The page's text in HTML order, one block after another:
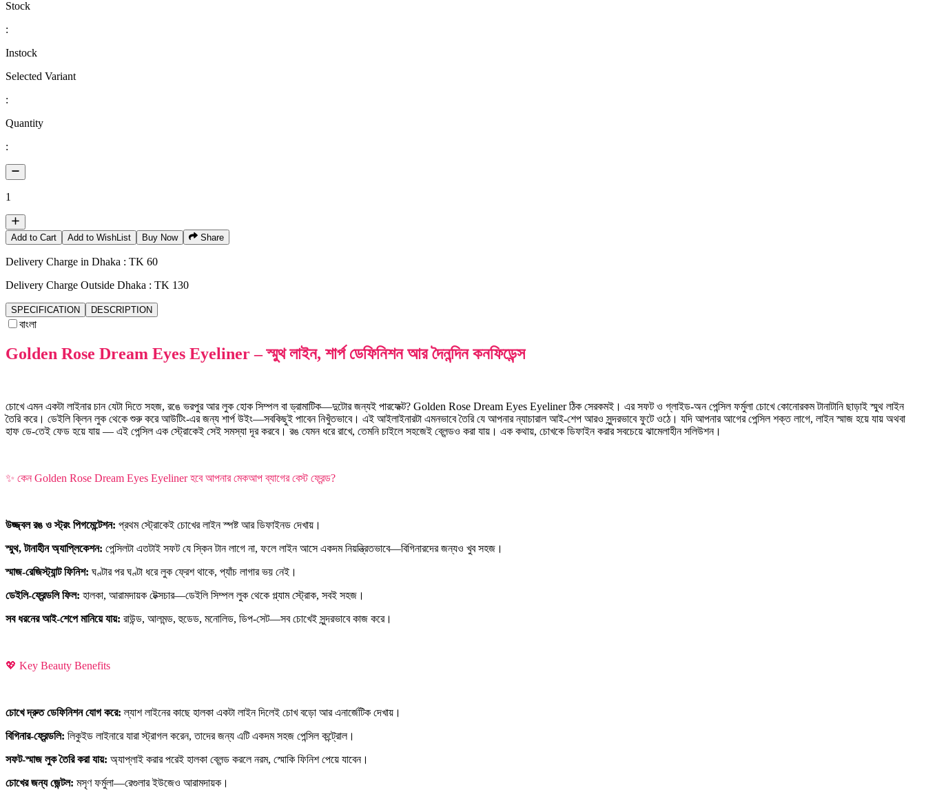
Stock
:
Instock
Selected Variant
:
Quantity
:
1
Add to Cart Add to WishList Buy Now Share
Delivery Charge in Dhaka : TK 60
Delivery Charge Outside Dhaka : TK 130
SPECIFICATION DESCRIPTION
বাংলা
Golden Rose Dream Eyes Eyeliner – স্মুথ লাইন, শার্প ডেফিনিশন আর দৈনন্দিন কনফিডেন্স
চোখে এমন একটা লাইনার চান যেটা দিতে সহজ, রঙে ভরপুর আর লুক হোক সিম্পল বা ড্রামাটিক—দুটোর জন্যই পারফেক্ট? Golden Rose Dream Eyes Eyeliner ঠিক সেরকমই। এর সফট ও গ্লাইড-অন পেন্সিল ফর্মুলা চোখে কোনোরকম টানাটানি ছাড়াই স্মুথ লাইন
তৈরি করে। ডেইলি ক্লিন লুক থেকে শুরু করে আউটিং-এর জন্য শার্প উইং—সবকিছুই পাবেন নিখুঁতভাবে। এই আইলাইনারটা এমনভাবে তৈরি যে আপনার ন্যাচারাল আই-শেপ আরও সুন্দরভাবে ফুটে ওঠে। যদি আপনার আগের পেন্সিল শক্ত লাগে, লাইন স্মাজ হয়ে যায় অথবা
হাফ ডে-তেই ফেড হয়ে যায় — এই পেন্সিল এক স্ট্রোকেই সেই সমস্যা দূর করবে। রঙ যেমন ধরে রাখে, তেমনি চাইলে সহজেই ব্লেন্ডও করা যায়। এক কথায়, চোখকে ডিফাইন করার সবচেয়ে ঝামেলাহীন সলিউশন।
✨ কেন Golden Rose Dream Eyes Eyeliner হবে আপনার মেকআপ ব্যাগের বেস্ট ফ্রেন্ড?
উজ্জ্বল রঙ ও স্ট্রং পিগমেন্টেশন: প্রথম স্ট্রোকেই চোখের লাইন স্পষ্ট আর ডিফাইনড দেখায়।
স্মুথ, টানাহীন অ্যাপ্লিকেশন: পেন্সিলটা এতটাই সফট যে স্কিন টান লাগে না, ফলে লাইন আসে একদম নিয়ন্ত্রিতভাবে—বিগিনারদের জন্যও খুব সহজ।
স্মাজ-রেজিস্ট্যান্ট ফিনিশ: ঘণ্টার পর ঘণ্টা ধরে লুক ফ্রেশ থাকে, প্যাঁচ লাগার ভয় নেই।
ডেইলি-ফ্রেন্ডলি ফিল: হালকা, আরামদায়ক টেক্সচার—ডেইলি সিম্পল লুক থেকে গ্ল্যাম স্ট্রোক, সবই সহজ।
সব ধরনের আই-শেপে মানিয়ে যায়: রাউন্ড, আলমন্ড, হুডেড, মনোলিড, ডিপ-সেট—সব চোখেই সুন্দরভাবে কাজ করে।
💖 Key Beauty Benefits
চোখে দ্রুত ডেফিনিশন যোগ করে: ল্যাশ লাইনের কাছে হালকা একটা লাইন দিলেই চোখ বড়ো আর এনার্জেটিক দেখায়।
বিগিনার-ফ্রেন্ডলি: লিকুইড লাইনারে যারা স্ট্রাগল করেন, তাদের জন্য এটি একদম সহজ পেন্সিল কন্ট্রোল।
সফট-স্মাজ লুক তৈরি করা যায়: অ্যাপ্লাই করার পরেই হালকা ব্লেন্ড করলে নরম, স্মোকি ফিনিশ পেয়ে যাবেন।
চোখের জন্য জেন্টল: মসৃণ ফর্মুলা—রেগুলার ইউজেও আরামদায়ক।